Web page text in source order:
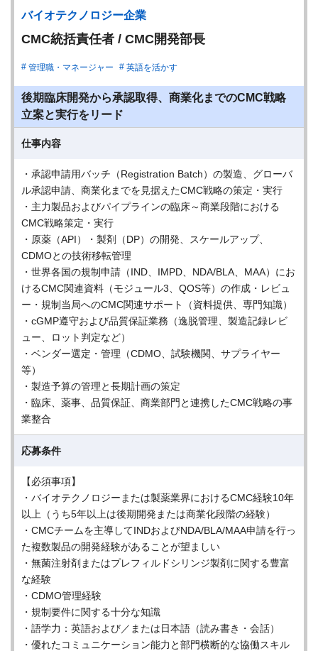
バイオテクノロジー企業
CMC統括責任者 / CMC開発部長
管理職・マネージャー 英語を活かす
後期臨床開発から承認取得、商業化までのCMC戦略
立案と実行をリード
仕事内容
・承認申請用バッチ（Registration Batch）の製造、グローバ
ル承認申請、商業化までを見据えたCMC戦略の策定・実行
・主力製品およびパイプラインの臨床～商業段階における
CMC戦略策定・実行
・原薬（API）・製剤（DP）の開発、スケールアップ、
CDMOとの技術移転管理
・世界各国の規制申請（IND、IMPD、NDA/BLA、MAA）にお
けるCMC関連資料（モジュール3、QOS等）の作成・レビュ
ー・規制当局へのCMC関連サポート（資料提供、専門知識）
・cGMP遵守および品質保証業務（逸脱管理、製造記録レビ
ュー、ロット判定など）
・ベンダー選定・管理（CDMO、試験機関、サプライヤー
等）
・製造予算の管理と長期計画の策定
・臨床、薬事、品質保証、商業部門と連携したCMC戦略の事
業整合
応募条件
【必須事項】
・バイオテクノロジーまたは製薬業界におけるCMC経験10年
以上（うち5年以上は後期開発または商業化段階の経験）
・CMCチームを主導してINDおよびNDA/BLA/MAA申請を行っ
た複数製品の開発経験があることが望ましい
・無菌注射剤またはプレフィルドシリンジ製剤に関する豊富
な経験
・CDMO管理経験
・規制要件に関する十分な知識
・語学力：英語および／または日本語（読み書き・会話）
・優れたコミュニケーション能力と部門横断的な協働スキル